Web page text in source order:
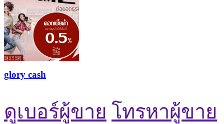
glory cash
ดูเบอร์ผู้ขาย โทรหาผู้ขาย